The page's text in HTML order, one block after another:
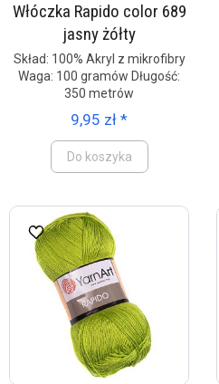
Włóczka Rapido color 689
jasny żółty
Skład: 100% Akryl z mikrofibry
Waga: 100 gramów Długość:
350 metrów
9,95 zł *
Do koszyka